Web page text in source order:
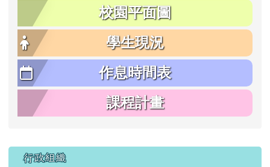
校園平面圖
學生現況
作息時間表
課程計畫
行政組織